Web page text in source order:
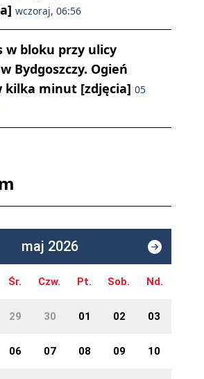
wczoraj, 06:56
w bloku przy ulicy
Bydgoszczy. Ogień
kilka minut [zdjęcia] 05
maj 2026
Śr. Czw. Pt. Sob. Nd.
29 30 01 02 03
06 07 08 09 10